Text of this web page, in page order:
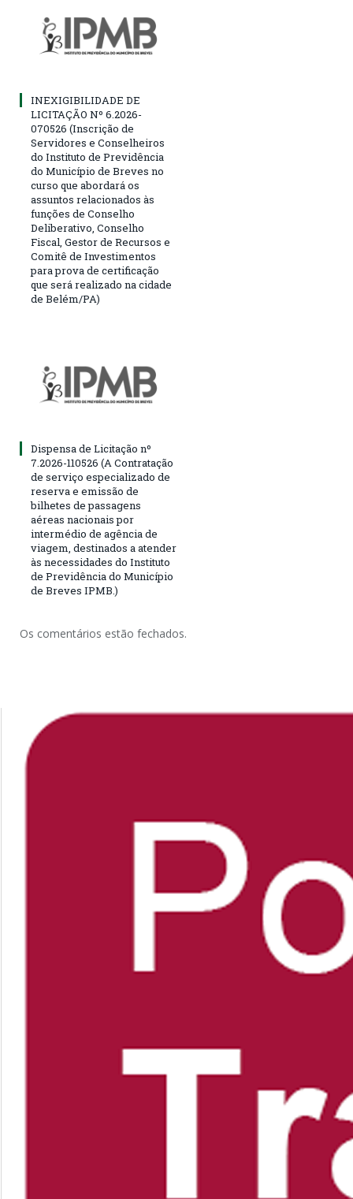
INEXIGIBILIDADE DE
LICITAÇÃO Nº 6.2026-
070526 (Inscrição de
Servidores e Conselheiros
do Instituto de Previdência
do Município de Breves no
curso que abordará os
assuntos relacionados às
funções de Conselho
Deliberativo, Conselho
Fiscal, Gestor de Recursos e
Comitê de Investimentos
para prova de certificação
que será realizado na cidade
de Belém/PA)
Dispensa de Licitação nº
7.2026-110526 (A Contratação
de serviço especializado de
reserva e emissão de
bilhetes de passagens
aéreas nacionais por
intermédio de agência de
viagem, destinados a atender
às necessidades do Instituto
de Previdência do Município
de Breves IPMB.)
Os comentários estão fechados.